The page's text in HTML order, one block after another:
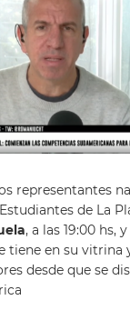
representantes
de La
, a las 19:00 hs,
tiene en su vitrina
desde que se